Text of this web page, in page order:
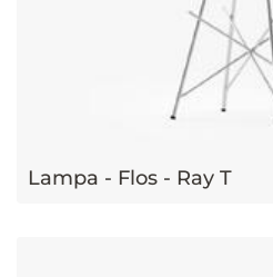
Lampa - Flos - Ray T